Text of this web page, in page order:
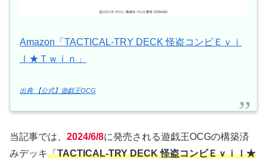
Amazon「TACTICAL-TRY DECK 怪盗コンビＥｖｉ
ｌ★Ｔｗｉｎ」
出典:【公式】遊戯王OCG
当記事では、 2024/6/8に発売される遊戯王OCGの構築済
みデッキ「TACTICAL-TRY DECK 怪盗コンビＥｖｉｌ★